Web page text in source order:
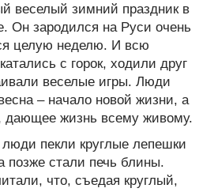
веселый зимний праздник в
Он зародился на Руси очень
целую неделю. И всю
с горок, ходили друг
веселые игры. Люди
– начало новой жизни, а
дающее жизнь всему живому.
пекли круглые лепешки
позже стали печь блины.
что, съедая круглый,